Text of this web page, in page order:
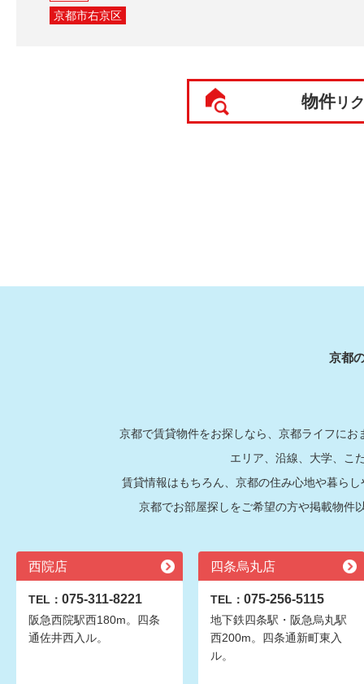
京都市右京区
物件リ
京都
京都で賃貸物件をお探しなら、京都ライフに
エリア、沿線、大学、こ
賃貸情報はもちろん、京都の住み心地や暮ら
京都でお部屋探しをご希望の方や掲載物件
西院店
TEL： 075-311-8221
阪急西院駅西180m。四条
通佐井西入ル。
四条烏丸店
TEL： 075-256-5115
地下鉄四条駅・阪急烏丸駅
西200m。四条通新町東入
ル。